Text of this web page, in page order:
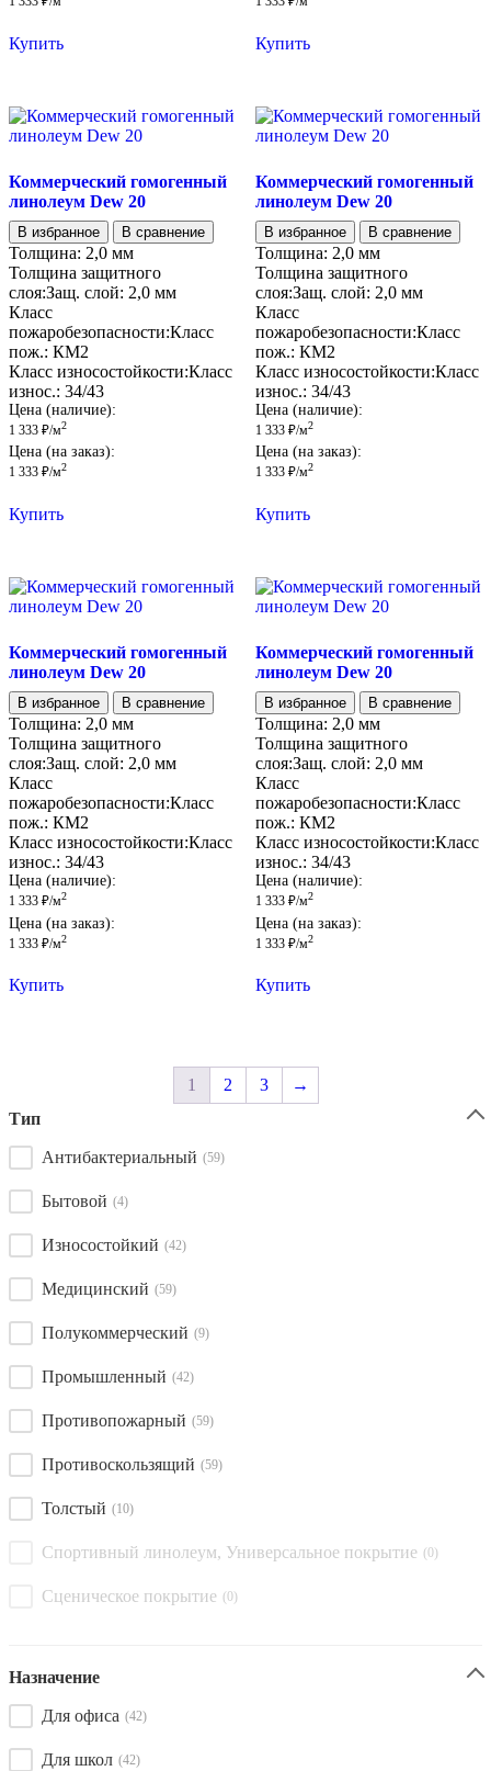
Купить Купить
Коммерческий гомогенный
линолеум Dew 20
В избранное В сравнение
Толщина: 2,0 мм
Толщина защитного
слоя:Защ. слой: 2,0 мм
Класс
пожаробезопасности:Класс
пож.: КМ2
Класс износостойкости:Класс
износ.: 34/43
Цена (наличие):
1 333 ₽/м2
Цена (на заказ):
1 333 ₽/м2
Купить
Коммерческий гомогенный
линолеум Dew 20
В избранное В сравнение
Толщина: 2,0 мм
Толщина защитного
слоя:Защ. слой: 2,0 мм
Класс
пожаробезопасности:Класс
пож.: КМ2
Класс износостойкости:Класс
износ.: 34/43
Цена (наличие):
1 333 ₽/м2
Цена (на заказ):
1 333 ₽/м2
Купить
Коммерческий гомогенный
линолеум Dew 20
В избранное В сравнение
Толщина: 2,0 мм
Толщина защитного
слоя:Защ. слой: 2,0 мм
Класс
пожаробезопасности:Класс
пож.: КМ2
Класс износостойкости:Класс
износ.: 34/43
Цена (наличие):
1 333 ₽/м2
Цена (на заказ):
1 333 ₽/м2
Купить
Коммерческий гомогенный
линолеум Dew 20
В избранное В сравнение
Толщина: 2,0 мм
Толщина защитного
слоя:Защ. слой: 2,0 мм
Класс
пожаробезопасности:Класс
пож.: КМ2
Класс износостойкости:Класс
износ.: 34/43
Цена (наличие):
1 333 ₽/м2
Цена (на заказ):
1 333 ₽/м2
Купить
1 2 3
→
Тип
Антибактериальный (59)
Бытовой (4)
Износостойкий (42)
Медицинский (59)
Полукоммерческий (9)
Промышленный (42)
Противопожарный (59)
Противоскользящий (59)
Толстый (10)
Спортивный линолеум, Универсальное покрытие (0)
Сценическое покрытие (0)
Назначение
Для офиса (42)
Для школ (42)